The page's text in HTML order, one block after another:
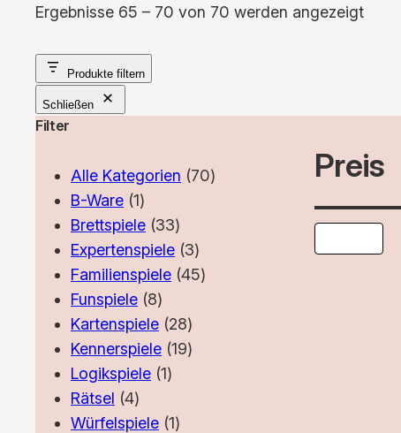
Ergebnisse 65 – 70 von 70 werden angezeigtNach
Produkte filtern
Schließen
Filter
Alle Kategorien 7070
B-Ware 11
Produkt
Brettspiele 3333
Produkte
Expertenspiele 33
Produkte
Familienspiele 4545
Funspiele 88
Produkte
Kartenspiele 2828
Produkte
Kennerspiele 1919
Logikspiele 11
Rätsel 44
Produkte
Würfelspiele 11
Preis